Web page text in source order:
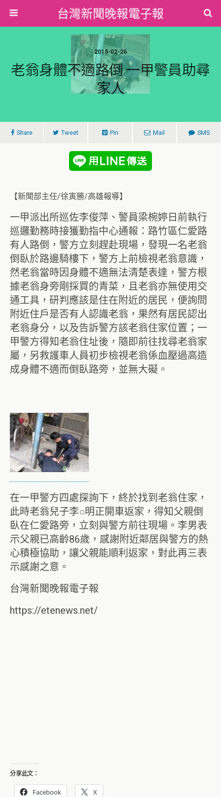
台灣新聞晚報電子報
2015-02-26
老翁身體不適路倒 一甲警員助尋
家人
Share Tweet Pin Mail SMS
【新聞部主任/徐寅勝/高雄報導】
一甲派出所巡佐李俊萍、警員梁椀婷日前執行
巡邏勤務時接獲勤指中心通報：路竹區仁愛路
有人路倒，警方立刻趕赴現場，發現一名老翁
倒臥於路邊騎樓下，警方上前檢視老翁意識，
然老翁當時因身體不適無法清楚表達，警方根
據老翁身旁剛採買的青菜，且老翁亦無使用交
通工具，研判應該是住在附近的居民，便詢問
附近住戶是否有人認識老翁，果然有居民認出
老翁身分，以及告訴警方該老翁住家位置；一
甲警方得知老翁住址後，隨即前往找尋老翁家
屬，另救護車人員初步檢視老翁係血壓過高造
成身體不適而倒臥路旁，並無大礙。
在一甲警方四處探詢下，終於找到老翁住家，
此時老翁兒子李○明正開車返家，得知父親倒
臥在仁愛路旁，立刻與警方前往現場。李男表
示父親已高齡86歲，感謝附近鄰居與警方的熱
心積極協助，讓父親能順利返家，對此再三表
示感謝之意。
台灣新聞晚報電子報
https://etenews.net/
分享此文：
Facebook X